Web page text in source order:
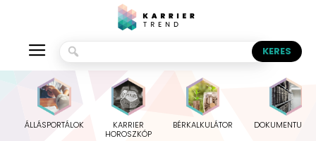
ÁLLÁSPORTÁLOK
KARRIER
HOROSZKÓP
BÉRKALKULÁTOR